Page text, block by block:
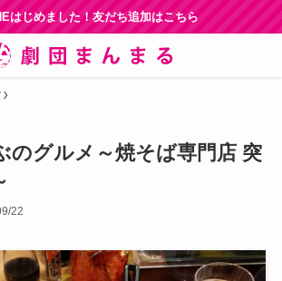
はじめました！友だち追加はこちら
のグルメ～焼そば専門店 突
22